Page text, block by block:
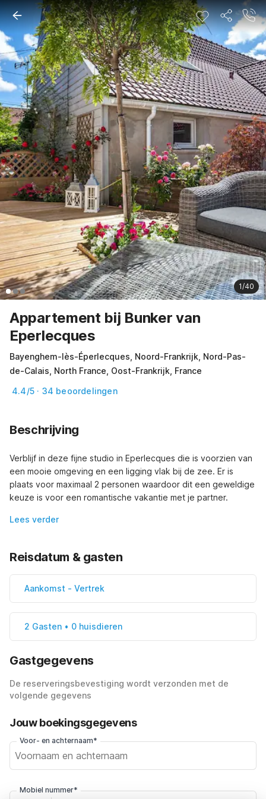
1/40
Appartement bij Bunker van
Eperlecques
Bayenghem-lès-Éperlecques, Noord-Frankrijk, Nord-Pas-
de-Calais, North France, Oost-Frankrijk, France
4.4/5 · 34 beoordelingen
Beschrijving
Verblijf in deze fijne studio in Eperlecques die is voorzien van
een mooie omgeving en een ligging vlak bij de zee. Er is
plaats voor maximaal 2 personen waardoor dit een geweldige
keuze is voor een romantische vakantie met je partner.
Lees verder
Reisdatum & gasten
Aankomst - Vertrek
2 Gasten • 0 huisdieren
Gastgegevens
De reserveringsbevestiging wordt verzonden met de
volgende gegevens
Jouw boekingsgegevens
Voor- en achternaam*
Mobiel nummer*